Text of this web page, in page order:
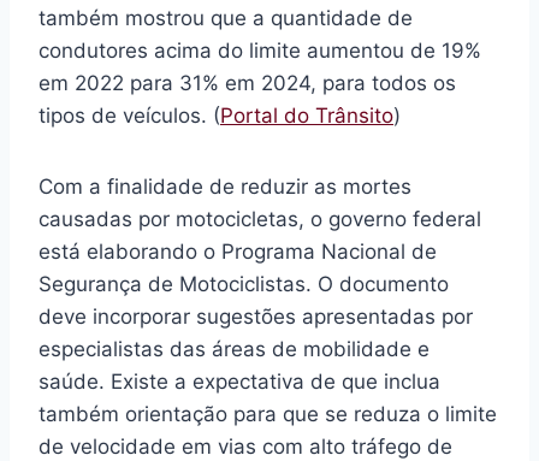
também mostrou que a quantidade de
condutores acima do limite aumentou de 19%
em 2022 para 31% em 2024, para todos os
tipos de veículos. (Portal do Trânsito)
Com a finalidade de reduzir as mortes
causadas por motocicletas, o governo federal
está elaborando o Programa Nacional de
Segurança de Motociclistas. O documento
deve incorporar sugestões apresentadas por
especialistas das áreas de mobilidade e
saúde. Existe a expectativa de que inclua
também orientação para que se reduza o limite
de velocidade em vias com alto tráfego de